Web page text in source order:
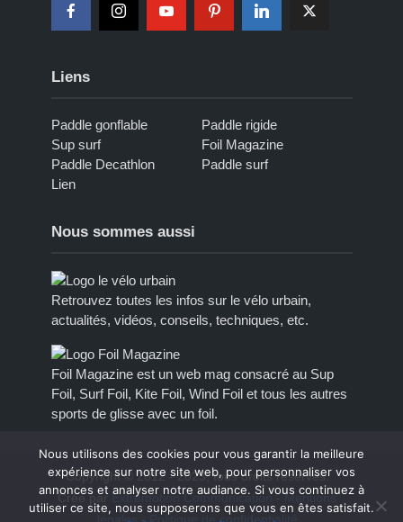
Liens
Paddle gonflable
Paddle rigide
Sup surf
Foil Magazine
Paddle Decathlon
Paddle surf
Lien
Nous sommes aussi
Retrouvez toutes les infos sur le vélo urbain,
actualités, vidéos, conseils, techniques, etc.
Foil Magazine est un web mag consacré au Sup
Foil, Surf Foil, Kite Foil, Wind Foil et tous les autres
sports de glisse avec un foil.
Copyright © 2012 - 2023, tous droits réservés.
Créé par Extremotion Communication-Mentions
Nous utilisons des cookies pour vous garantir la meilleure
expérience sur notre site web, pour personnaliser vos
annonces et analyser notre audiance. Si vous continuez à
utiliser ce site, nous supposerons que vous en êtes satisfait.